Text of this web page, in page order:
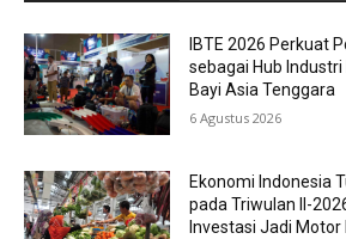
IBTE 2026 Perkuat
sebagai Hub
Bayi Asia Tenggara
6 Agustus 2026
Ekonomi Indonesia
pada Triwulan II-
Investasi Jadi